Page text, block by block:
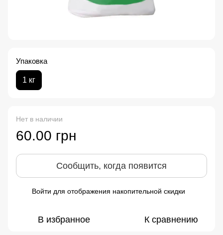
Упаковка
1 кг
Нет в наличии
60.00 грн
Сообщить, когда появится
Войти для отображения накопительной скидки
В избранное К сравнению